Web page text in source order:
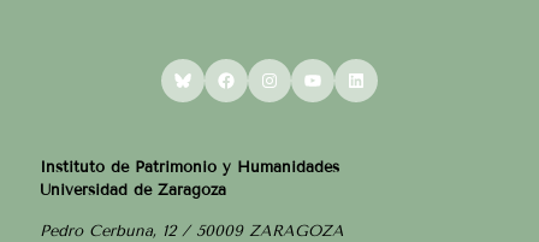
BlueskyFacebookInstagram
YouTubeLinkedIn
Instituto de Patrimonio y Humanidades
Universidad de Zaragoza
Pedro Cerbuna, 12 / 50009 ZARAGOZA